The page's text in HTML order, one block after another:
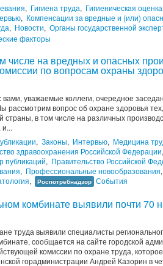
, Гигиена труда, Гигиеническая
, Компенсации за вредные и (или)
, Новости, Органы государственной
факторы
числе на вредных и опасных
по вопросам охраны
уважаемые коллеги, очередное
рассмотрим вопрос об охране здоровья
в том числе на различных
, Законы, Интервью, Медицина
здравоохранения Российской Федерации
публикаций, Правительство Российской
, Профессиональные новообразования
, Роспотребнадзор События
комбинате выявили почти 70
труда выявили специалисты
сообщается на сайте городской
комиссии по охране труда,
горадминистрации Андрей Казорин в